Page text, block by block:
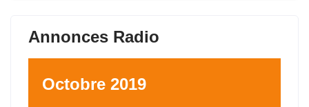
Annonces Radio
Octobre 2019